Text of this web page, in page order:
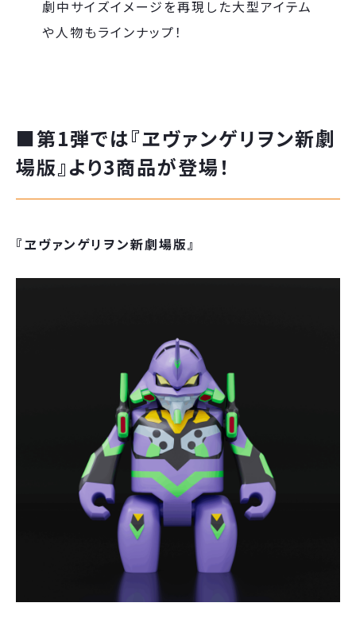
劇中サイズイメージを再現した大型アイテム
や人物もラインナップ！
■第1弾では『ヱヴァンゲリヲン新劇
場版』より3商品が登場！
『ヱヴァンゲリヲン新劇場版』